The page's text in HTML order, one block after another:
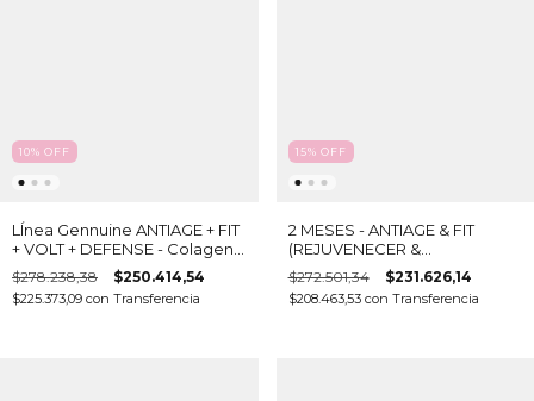
10% OFF
LÍnea Gennuine ANTIAGE + FIT
+ VOLT + DEFENSE - Colageno
hidrolizado bebible y 31
activos
$278.238,38 $250.414,54
$225.373,09 con Transferencia
15% OFF
2 MESES - ANTIAGE & FIT
(REJUVENECER &
ADELGAZAR)
$272.501,34 $231.626,14
$208.463,53 con Transferencia